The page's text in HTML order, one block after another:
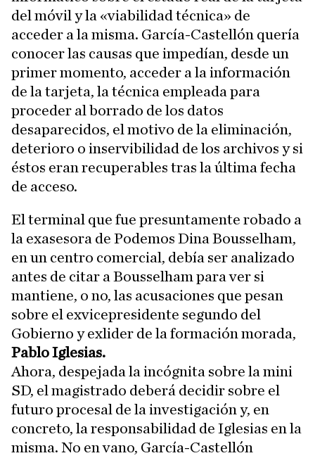
del móvil y la «viabilidad técnica» de
acceder a la misma. García-Castellón quería
conocer las causas que impedían, desde un
primer momento, acceder a la información
de la tarjeta, la técnica empleada para
proceder al borrado de los datos
desaparecidos, el motivo de la eliminación,
deterioro o inservibilidad de los archivos y si
éstos eran recuperables tras la última fecha
de acceso.
El terminal que fue presuntamente robado a
la exasesora de Podemos Dina Bousselham,
en un centro comercial, debía ser analizado
antes de citar a Bousselham para ver si
mantiene, o no, las acusaciones que pesan
sobre el exvicepresidente segundo del
Gobierno y exlider de la formación morada,
Pablo Iglesias.
Ahora, despejada la incógnita sobre la mini
SD, el magistrado deberá decidir sobre el
futuro procesal de la investigación y, en
concreto, la responsabilidad de Iglesias en la
misma. No en vano, García-Castellón